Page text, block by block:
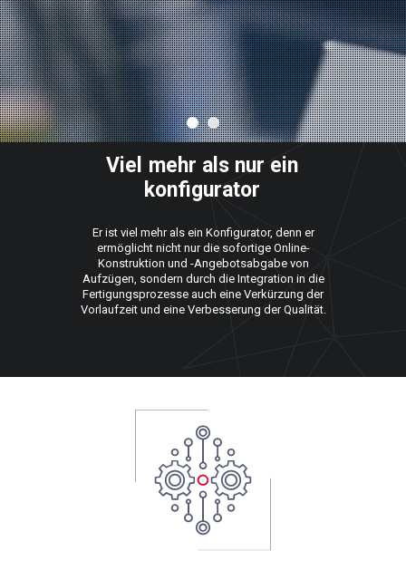
Viel mehr als nur ein
konfigurator
Er ist viel mehr als ein Konfigurator, denn er
ermöglicht nicht nur die sofortige Online-
Konstruktion und -Angebotsabgabe von
Aufzügen, sondern durch die Integration in die
Fertigungsprozesse auch eine Verkürzung der
Vorlaufzeit und eine Verbesserung der Qualität.